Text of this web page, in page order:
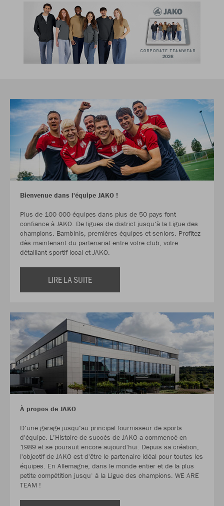
Bienvenue dans l'équipe JAKO !
Plus de 100 000 équipes dans plus de 50 pays font
confiance à JAKO. De ligues de district jusqu‘à la Ligue des
champions. Bambinis, premières équipes et seniors. Profitez
dès maintenant du partenariat entre votre club, votre
détaillant sportif local et JAKO.
LIRE LA SUITE
À propos de JAKO
D‘une garage jusqu‘au principal fournisseur de sports
d'équipe. L’Histoire de succès de JAKO a commencé en
1989 et se poursuit encore aujourd'hui. Depuis sa création,
l'objectif de JAKO est d'être le partenaire idéal pour toutes les
équipes. En Allemagne, dans le monde entier et de la plus
petite compétition jusqu‘ à la Ligue des champions. WE ARE
TEAM !